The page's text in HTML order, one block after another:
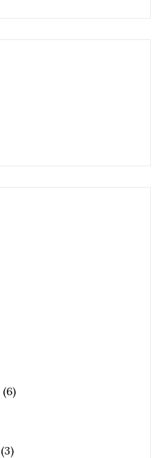
(6)
(3)